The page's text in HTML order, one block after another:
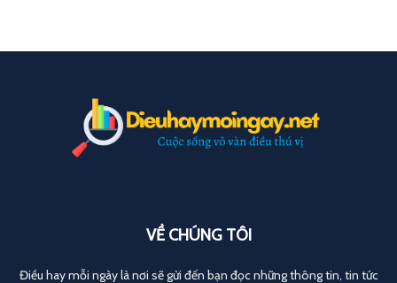
VỀ CHÚNG TÔI
Điều hay mỗi ngày là nơi sẽ gửi đến bạn đọc những thông tin, tin tức